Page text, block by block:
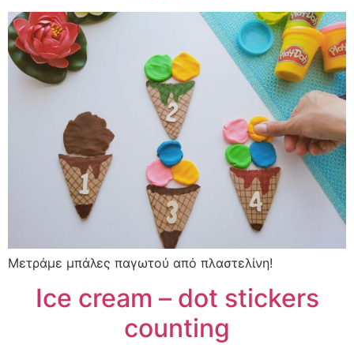
Μετράμε μπάλες παγωτού από πλαστελίνη!
Ice cream – dot stickers
counting